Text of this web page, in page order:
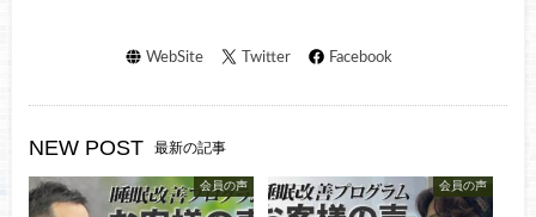
WebSite Twitter Facebook
NEW POST 最新の記事
会員の声 会員の声